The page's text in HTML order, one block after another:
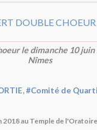
le dimanche 10 juin
Nîmes
,#Comité de
2018 au Temple de l'Oratoire